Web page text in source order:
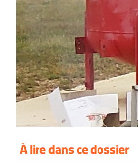
À lire dans ce dossier